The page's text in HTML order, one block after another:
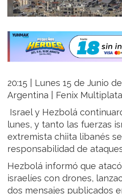
20:15 | Lunes 15 de Junio
Argentina | Fenix
Israel y Hezbolá
lunes, y tanto las fuerzas
extremista chiita libanés
responsabilidad de
Hezbolá informó que
israelíes con drones,
dos mensajes publicados